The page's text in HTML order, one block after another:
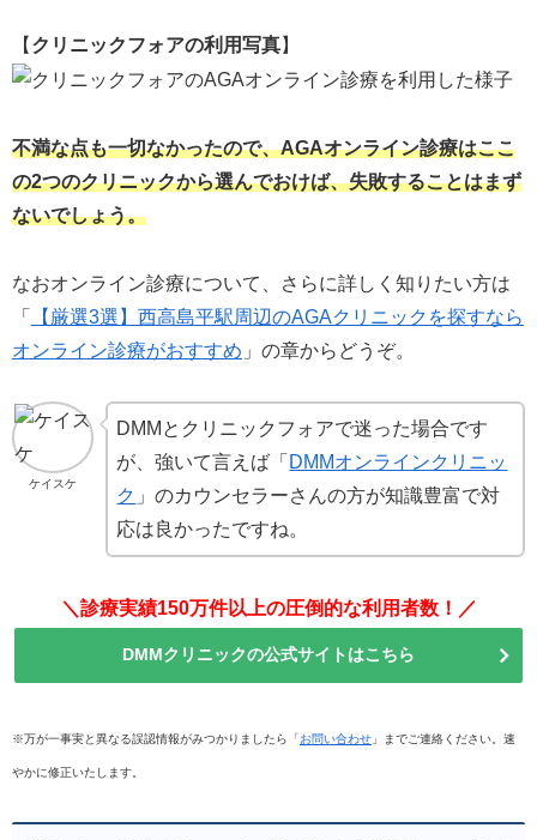
【 クリニックフォアの利用写真】
不満な点も一切なかったので、AGAオンライン診療はここ
の2つのクリニックから選んでおけば、失敗することはまず
ないでしょう。
なおオンライン診療について、さらに詳しく知りたい方は
「
【厳選3選】西高島平駅周辺のAGAクリニックを探すなら
オンライン診療がおすすめ 」の章からどうぞ。
ケイスケ
DMMとクリニックフォアで迷った場合です
が、強いて言えば「 DMMオンラインクリニッ
ク 」のカウンセラーさんの方が知識豊富で対
応は良かったですね。
＼診療実績150万件以上の圧倒的な利用者数！／
DMMクリニックの公式サイトはこちら
※万が一事実と異なる誤認情報がみつかりましたら「お問い合わせ 」までご連絡ください。速
やかに修正いたします。